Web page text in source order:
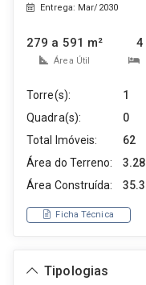
Entrega: Mar/2030
279 a 591 m²
Área Útil
4
Torre(s):
1
Quadra(s):
0
Total Imóveis:
62
Área do Terreno:
Área Construída:
Ficha Técnica
Tipologias